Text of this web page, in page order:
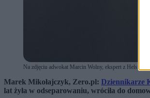
Na zdjęciu adwokat Marcin Wolny, ekspert z
Marek Mikołajczyk, Zero.pl: Dziennikarze
lat żyła w odseparowaniu, wróciła do